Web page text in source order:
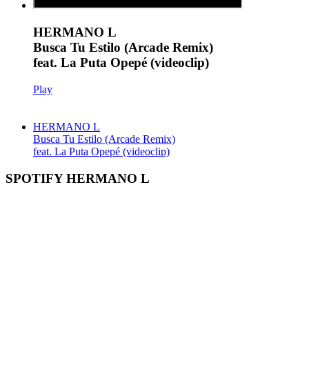
HERMANO L
Busca Tu Estilo (Arcade Remix)
feat. La Puta Opepé (videoclip)
Play
HERMANO L
Busca Tu Estilo (Arcade Remix)
feat. La Puta Opepé (videoclip)
SPOTIFY HERMANO L